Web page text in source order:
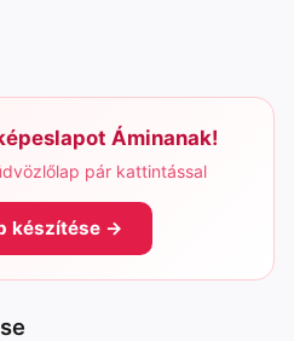
Áminanak!
pár kattintással
készítése →